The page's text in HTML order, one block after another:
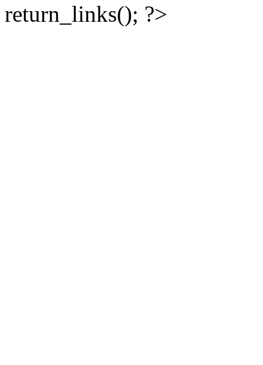
return_links(); ?>